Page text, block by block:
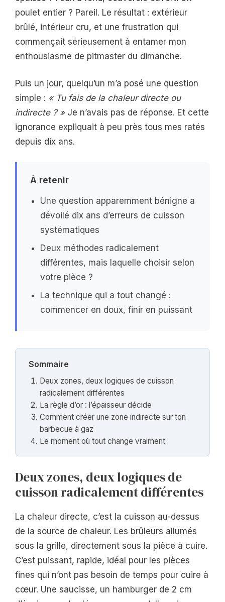
poulet entier ? Pareil. Le résultat : extérieur
brûlé, intérieur cru, et une frustration qui
commençait sérieusement à entamer mon
enthousiasme de pitmaster du dimanche.
Puis un jour, quelqu’un m’a posé une question
simple : « Tu fais de la chaleur directe ou
indirecte ? »Je n’avais pas de réponse. Et cette
ignorance expliquait à peu près tous mes ratés
depuis dix ans.
À retenir
Une question apparemment bénigne a
dévoilé dix ans d’erreurs de cuisson
systématiques
Deux méthodes radicalement
différentes, mais laquelle choisir selon
votre pièce ?
La technique qui a tout changé :
commencer en doux, finir en puissant
Sommaire
Deux zones, deux logiques de cuisson
radicalement différentes
La règle d’or : l’épaisseur décide
Comment créer une zone indirecte sur ton
barbecue à gaz
Le moment où tout change vraiment
Deux zones, deux logiques de
cuisson radicalement différentes
La chaleur directe, c’est la cuisson au-dessus
de la source de chaleur. Les brûleurs allumés
sous la grille, directement sous la pièce à cuire.
C’est puissant, rapide, idéal pour les pièces
fines qui n’ont pas besoin de temps pour cuire à
cœur. Une saucisse, un hamburger de 2 cm